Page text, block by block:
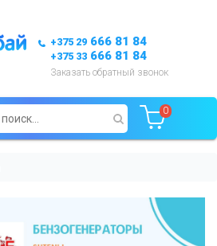
+375 29 666 81 84
+375 33 666 81 84
Заказать обратный звонок
0